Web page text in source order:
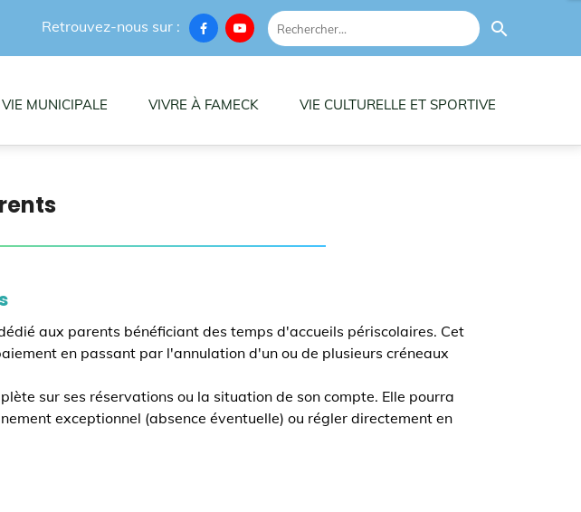
VIE MUNICIPALE VIVRE À FAMECK VIE CULTURELLE ET SPORTIVE
Retrouvez-nous sur : search
 
aux parents bénéficiant des temps d'accueils périscolaires. Cet
en passant par l'annulation d'un ou de plusieurs créneaux
sur ses réservations ou la situation de son compte. Elle pourra
exceptionnel (absence éventuelle) ou régler directement en